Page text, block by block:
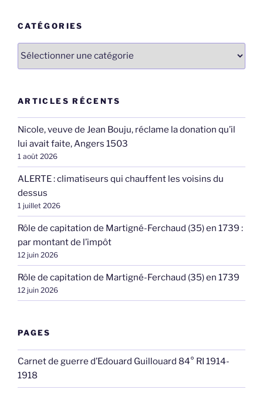
CATÉGORIES
Catégories
ARTICLES RÉCENTS
Nicole, veuve de Jean Bouju, réclame la donation qu’il
lui avait faite, Angers 1503
1 août 2026
ALERTE : climatiseurs qui chauffent les voisins du
dessus
1 juillet 2026
Rôle de capitation de Martigné-Ferchaud (35) en 1739 :
par montant de l’impôt
12 juin 2026
Rôle de capitation de Martigné-Ferchaud (35) en 1739
12 juin 2026
PAGES
Carnet de guerre d’Edouard Guillouard 84° RI 1914-
1918